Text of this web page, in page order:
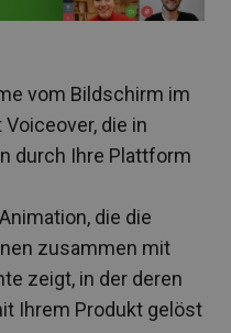
vom Bildschirm im
die in
durch Ihre Plattform
die die
zusammen mit
zeigt, in der deren
Ihrem Produkt gelöst